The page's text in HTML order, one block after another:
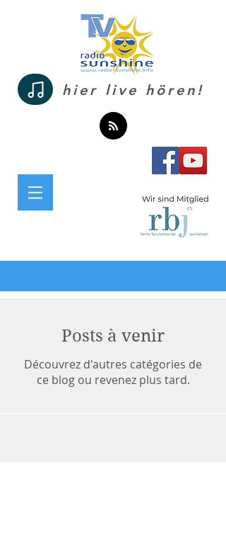
hier live hören!
Posts à venir
Découvrez d'autres catégories de
ce blog ou revenez plus tard.